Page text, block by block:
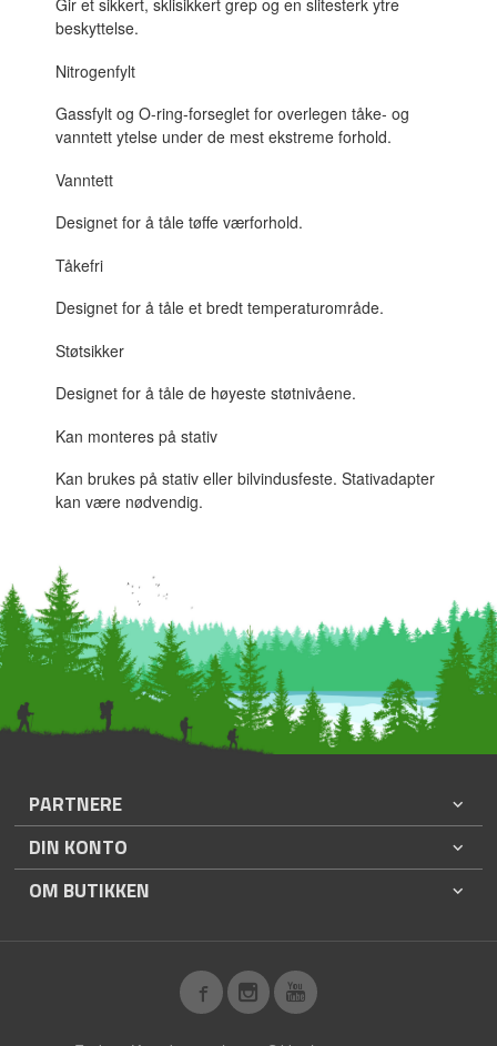
Gir et sikkert, sklisikkert grep og en slitesterk ytre
beskyttelse.
Nitrogenfylt
Gassfylt og O-ring-forseglet for overlegen tåke- og
vanntett ytelse under de mest ekstreme forhold.
Vanntett
Designet for å tåle tøffe værforhold.
Tåkefri
Designet for å tåle et bredt temperaturområde.
Støtsikker
Designet for å tåle de høyeste støtnivåene.
Kan monteres på stativ
Kan brukes på stativ eller bilvindusfeste. Stativadapter
kan være nødvendig.
PARTNERE
DIN KONTO
OM BUTIKKEN